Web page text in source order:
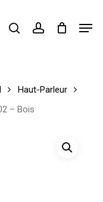
searchaccount
Haut-Parleur
– Bois